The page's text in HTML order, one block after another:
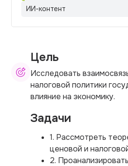
ИИ-контент
Цель
Исследовать
налоговой политики
влияние на экономику.
Задачи
1. Рассмотреть
ценовой и
2.